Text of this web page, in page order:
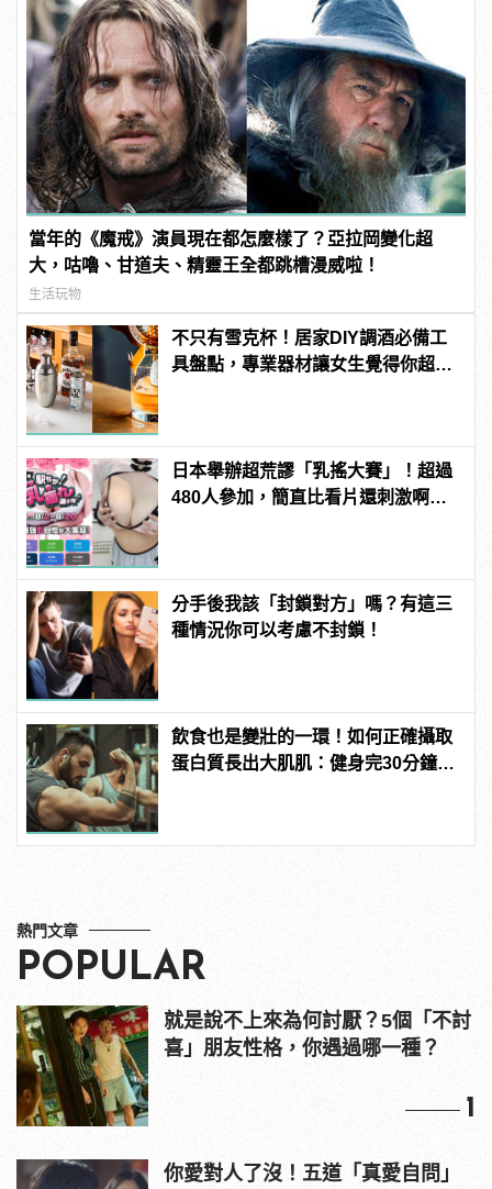
當年的《魔戒》演員現在都怎麼樣了？亞拉岡變化超
大，咕嚕、甘道夫、精靈王全都跳槽漫威啦！
生活玩物
不只有雪克杯！居家DIY調酒必備工
具盤點，專業器材讓女生覺得你超
日本舉辦超荒謬「乳搖大賽」！超過
480人參加，簡直比看片還刺激啊！ |
分手後我該「封鎖對方」嗎？有這三
種情況你可以考慮不封鎖！
飲食也是變壯的一環！如何正確攝取
蛋白質長出大肌肌：健身完30分鐘是
熱門文章
POPULAR
就是說不上來為何討厭？5個「不討
喜」朋友性格，你遇過哪一種？
1
你愛對人了沒！五道「真愛自問」